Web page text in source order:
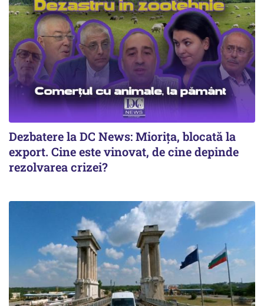
Dezbatere la DC News: Miorița, blocată la
export. Cine este vinovat, de cine depinde
rezolvarea crizei?